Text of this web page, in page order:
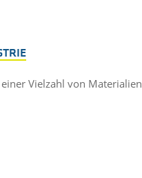
Vielzahl von Materialien